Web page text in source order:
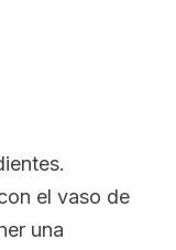
el vaso de
una